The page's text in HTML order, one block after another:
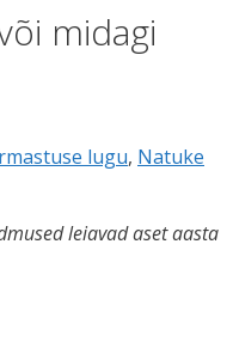
midagi
lugu, Natuke
leiavad aset aasta